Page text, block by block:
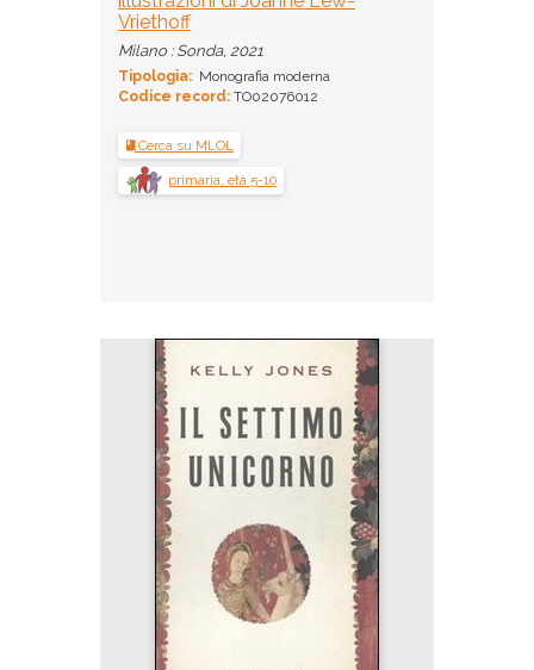
Vriethoff
Milano : Sonda, 2021
Tipologia: Monografia moderna
Codice record: TO02076012
Cerca su MLOL
primaria, età 5-10